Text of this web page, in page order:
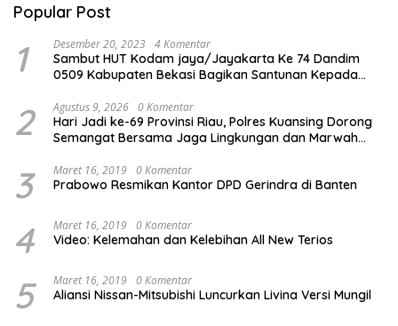
Popular Post
1 Desember 20, 2023 4 Komentar
Sambut HUT Kodam jaya/Jayakarta Ke 74 Dandim
0509 Kabupaten Bekasi Bagikan Santunan Kepada
2 Agustus 9, 2026 0 Komentar
Hari Jadi ke-69 Provinsi Riau, Polres Kuansing Dorong
Semangat Bersama Jaga Lingkungan dan Marwah
3 Maret 16, 2019 0 Komentar
Prabowo Resmikan Kantor DPD Gerindra di Banten
4 Maret 16, 2019 0 Komentar
Video: Kelemahan dan Kelebihan All New Terios
5 Maret 16, 2019 0 Komentar
Aliansi Nissan-Mitsubishi Luncurkan Livina Versi Mungil